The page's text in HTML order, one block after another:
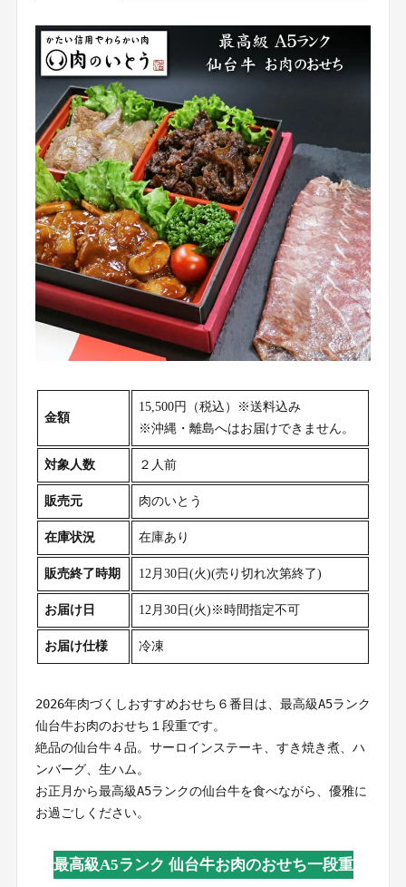
金額
15,500円（税込）※送料込み
※沖縄・離島へはお届けできません。
対象人数 ２人前
販売元 肉のいとう
在庫状況 在庫あり
販売終了時期 12月30日(火)(売り切れ次第終了)
お届け日 12月30日(火)※時間指定不可
お届け仕様 冷凍
2026年肉づくしおすすめおせち６番目は、最高級A5ランク
仙台牛お肉のおせち１段重です。
絶品の仙台牛４品。サーロインステーキ、すき焼き煮、ハ
ンバーグ、生ハム。
お正月から最高級A5ランクの仙台牛を食べながら、優雅に
お過ごしください。
最高級A5ランク 仙台牛お肉のおせち一段重